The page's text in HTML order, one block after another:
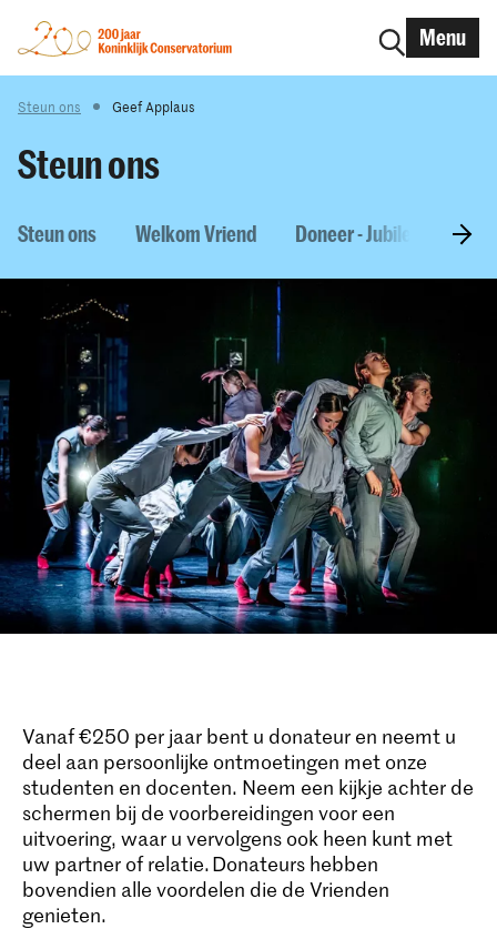
Menu
Steun ons Geef Applaus
Steun ons
Steun ons Welkom Vriend Doneer - Jubileumbeurs
Vanaf €250 per jaar bent u donateur en neemt u
deel aan persoonlijke ontmoetingen met onze
studenten en docenten. Neem een kijkje achter de
schermen bij de voorbereidingen voor een
uitvoering, waar u vervolgens ook heen kunt met
uw partner of relatie. Donateurs hebben
bovendien alle voordelen die de Vrienden
genieten.